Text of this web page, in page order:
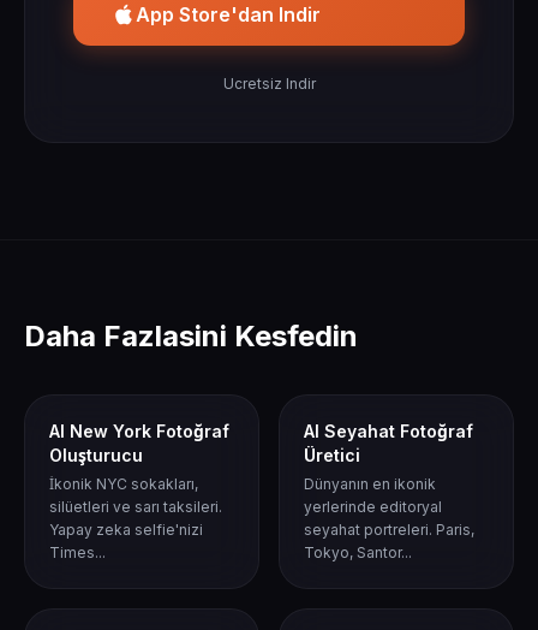
App Store'dan Indir
Ucretsiz Indir
Daha Fazlasini Kesfedin
AI New York Fotoğraf
Oluşturucu
İkonik NYC sokakları,
silüetleri ve sarı taksileri.
Yapay zeka selfie'nizi
Times...
AI Seyahat Fotoğraf
Üretici
Dünyanın en ikonik
yerlerinde editoryal
seyahat portreleri. Paris,
Tokyo, Santor...